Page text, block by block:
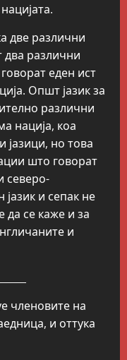
две различни
два различни
еден ист
Општ јазик за
различни
нација, коа
јазици, но това
што говорат
северо-
и сепак не
да се каже и за
и
членовите на
и оттука